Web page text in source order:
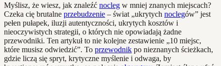
Myślisz, że wiesz, jak znaleźć nocleg w mniej znanych miejscach?
Czeka cię brutalne przebudzenie – świat „ukrytych noclegów” jest
pełen pułapek, iluzji autentyczności, ukrytych kosztów i
nieoczywistych strategii, o których nie opowiadają żadne
przewodniki. Ten artykuł to nie kolejne zestawienie „10 miejsc,
które musisz odwiedzić”. To przewodnik po nieznanych ścieżkach,
gdzie liczą się spryt, krytyczne myślenie i odwaga, by